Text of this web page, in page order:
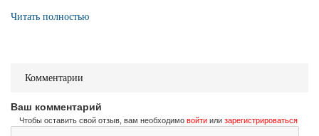
Читать полностью
Комментарии
Ваш комментарий
Чтобы оставить свой отзыв, вам необходимо войти или зарегистрироваться